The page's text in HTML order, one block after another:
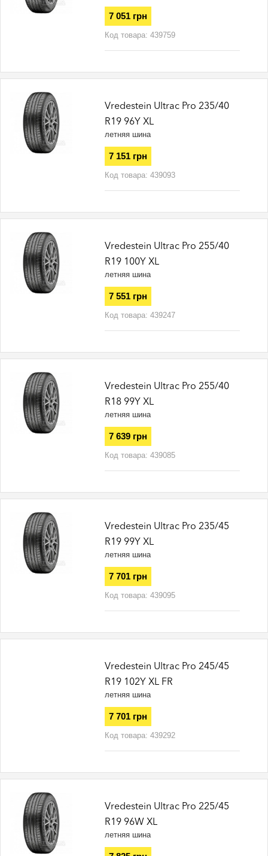
7 051 грн
Код товара:439759
Vredestein Ultrac Pro 235/40
R19 96Y XL
летняя шина
7 151 грн
Код товара:439093
Vredestein Ultrac Pro 255/40
R19 100Y XL
летняя шина
7 551 грн
Код товара:439247
Vredestein Ultrac Pro 255/40
R18 99Y XL
летняя шина
7 639 грн
Код товара:439085
Vredestein Ultrac Pro 235/45
R19 99Y XL
летняя шина
7 701 грн
Код товара:439095
Vredestein Ultrac Pro 245/45
R19 102Y XL FR
летняя шина
7 701 грн
Код товара:439292
Vredestein Ultrac Pro 225/45
R19 96W XL
летняя шина